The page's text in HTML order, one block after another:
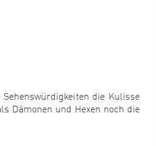
die Kulisse
Dämonen und Hexen noch die